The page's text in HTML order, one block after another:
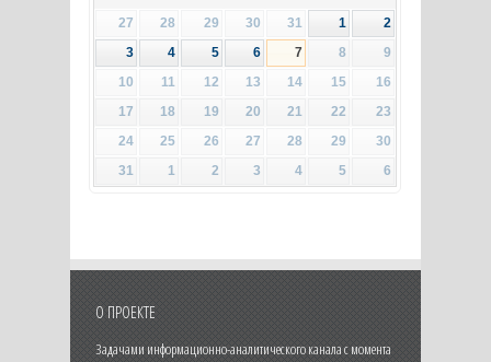
27 28 29 30 31 1
2
3
4 5 6 7 8
9
10
11 12 13 14 15
16
17
18 19 20 21 22
23
24
25 26 27 28 29
30
31
1 2 3 4 5 6
О ПРОЕКТЕ
Задачами информационно-аналитического канала с момента